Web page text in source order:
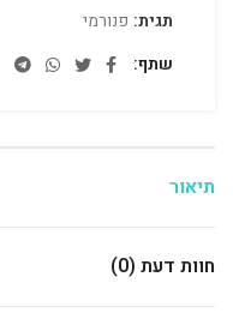
תגית: פנורמי
שתף
תיאור
חוות דעת (0)